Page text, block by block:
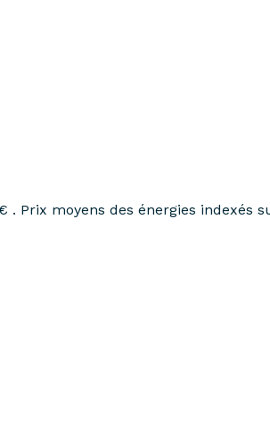
Prix moyens des énergies indexés